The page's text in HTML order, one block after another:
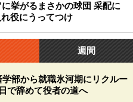
挙がるまさかの球団 采配に
役にうってつけ
週間
部から就職氷河期にリクルー
で辞めて役者の道へ